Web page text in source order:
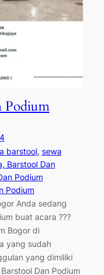
Podium
barstool, sewa
Barstool Dan
Podium
Podium
Anda sedang
buat acara ???
Bogor di
yang sudah
yang dimiliki
Dan Podium